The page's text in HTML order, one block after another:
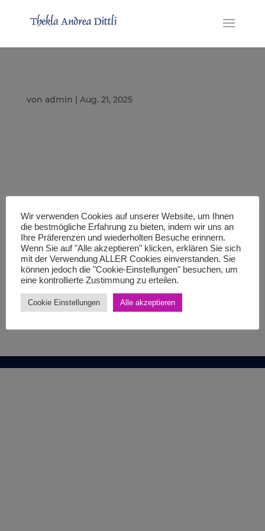
von admin | Aug. 21, 2025
Wir verwenden Cookies auf unserer Website, um Ihnen
die bestmögliche Erfahrung zu bieten, indem wir uns an
Ihre Präferenzen und wiederholten Besuche erinnern.
Wenn Sie auf "Alle akzeptieren" klicken, erklären Sie sich
mit der Verwendung ALLER Cookies einverstanden. Sie
können jedoch die "Cookie-Einstellungen" besuchen, um
eine kontrollierte Zustimmung zu erteilen.
Cookie Einstellungen Alle akzeptieren